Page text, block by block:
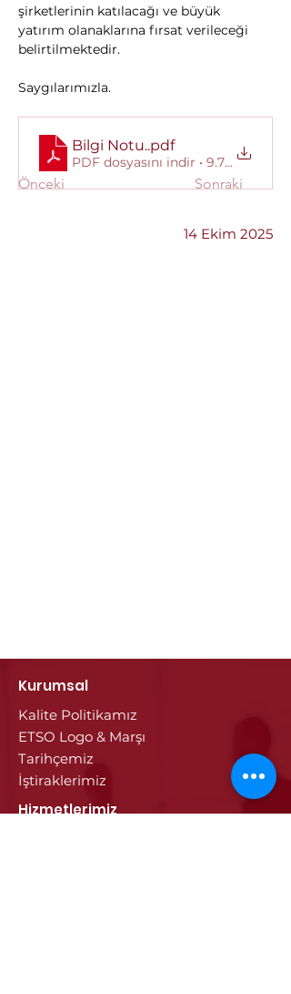
Önceki Sonraki
şirketlerinin katılacağı ve büyük
yatırım olanaklarına fırsat verileceği
belirtilmektedir.
Saygılarımızla.
Bilgi Notu..pdf
PDF dosyasını indir • 9.72MB
14 Ekim 2025
Kurumsal
Kalite Politikamız
ETSO Logo & Marşı
Tarihçemiz
İştiraklerimiz
Hizmetlerimiz